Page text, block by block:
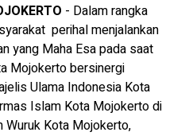
- Dalam rangka
perihal menjalankan
yang Maha Esa pada saat
Mojokerto bersinergi
Ulama Indonesia Kota
Islam Kota Mojokerto di
Wuruk Kota Mojokerto,